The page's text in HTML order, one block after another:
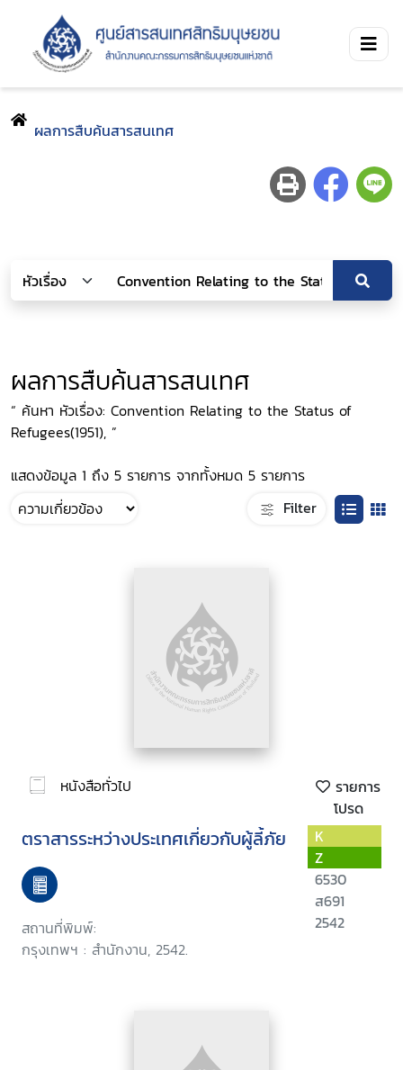
ผลการสืบค้นสารสนเทศ
ผลการสืบค้นสารสนเทศ
“ ค้นหา หัวเรื่อง: Convention Relating to the Status of
Refugees(1951), ”
แสดงข้อมูล 1 ถึง 5 รายการ จากทั้งหมด 5 รายการ
Filter
หนังสือทั่วไป
รายการ
โปรด
ตราสารระหว่างประเทศเกี่ยวกับผู้ลี้ภัย
สถานที่พิมพ์:
กรุงเทพฯ : สำนักงาน, 2542.
K
Z
6530
ส691
2542